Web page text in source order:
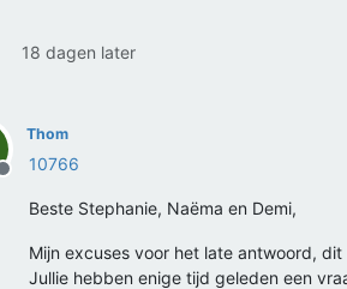
18 dagen later
Offline
Thom
10766
Beste Stephanie, Naëma en Demi,
Mijn excuses voor het late antwoord,
Jullie hebben enige tijd geleden een